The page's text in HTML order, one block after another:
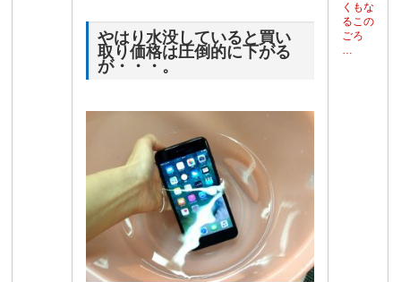
やはり水没していると買い
取り価格は圧倒的に下がる
が・・・。
くもな
るこの
ごろ
…